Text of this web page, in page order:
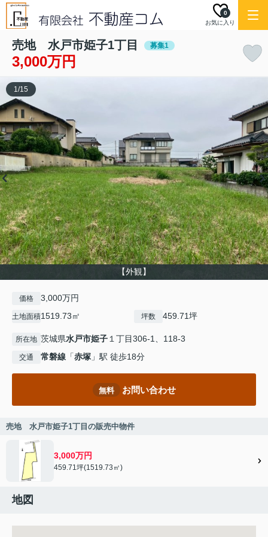
お気に入り
0
売地 水戸市姫子1丁目 募集1
3,000万円
【外観】
1/15
価格 3,000万円
土地面積1519.73㎡ 坪数 459.71坪
所在地 茨城県水戸市姫子１丁目306-1、118-3
交通 常磐線 「赤塚 」駅 徒歩18分
無料 お問い合わせ
売地 水戸市姫子1丁目の販売中物件
3,000万円
459.71坪(1519.73㎡)
地図